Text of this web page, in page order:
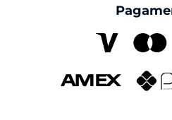
cabos
caixas
compre
Pantone
family
seguros
reparo fora